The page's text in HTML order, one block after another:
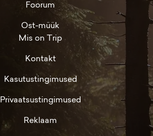
Foorum
Ost-müük
Mis on Trip
Kontakt
Kasutustingimused
Privaatsustingimused
Reklaam